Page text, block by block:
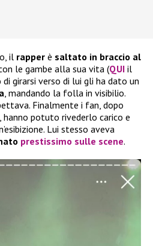
il rapper è saltato in braccio al
le gambe alla sua vita (QUI il
girarsi verso di lui gli ha dato un
, mandando la folla in visibilio.
Finalmente i fan, dopo
hanno potuto rivederlo carico e
Lui stesso aveva
prestissimo sulle scene.